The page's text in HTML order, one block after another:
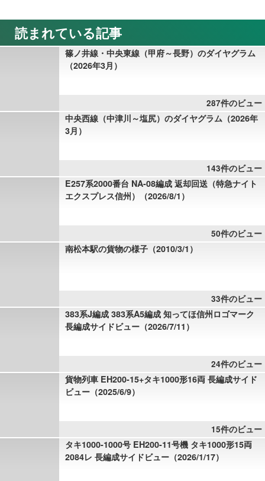
読まれている記事
篠ノ井線・中央東線（甲府～長野）のダイヤグラム
（2026年3月）
287件のビュー
中央西線（中津川～塩尻）のダイヤグラム（2026年
3月）
143件のビュー
E257系2000番台 NA-08編成 返却回送（特急ナイト
エクスプレス信州）（2026/8/1）
50件のビュー
南松本駅の貨物の様子（2010/3/1）
33件のビュー
383系J編成 383系A5編成 知ってほ信州ロゴマーク
長編成サイドビュー（2026/7/11）
24件のビュー
貨物列車 EH200-15+タキ1000形16両 長編成サイド
ビュー（2025/6/9）
15件のビュー
タキ1000-1000号 EH200-11号機 タキ1000形15両
2084レ 長編成サイドビュー（2026/1/17）